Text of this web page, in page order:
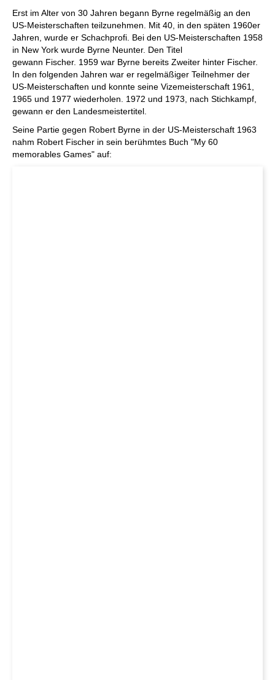
Erst im Alter von 30 Jahren begann Byrne regelmäßig an den
US-Meisterschaften teilzunehmen. Mit 40, in den späten 1960er
Jahren, wurde er Schachprofi. Bei den US-Meisterschaften 1958
in New York wurde Byrne Neunter. Den Titel
gewann Fischer. 1959 war Byrne bereits Zweiter hinter Fischer.
In den folgenden Jahren war er regelmäßiger Teilnehmer der
US-Meisterschaften und konnte seine Vizemeisterschaft 1961,
1965 und 1977 wiederholen. 1972 und 1973, nach Stichkampf,
gewann er den Landesmeistertitel.
Seine Partie gegen Robert Byrne in der US-Meisterschaft 1963
nahm Robert Fischer in sein berühmtes Buch "My 60
memorables Games" auf: